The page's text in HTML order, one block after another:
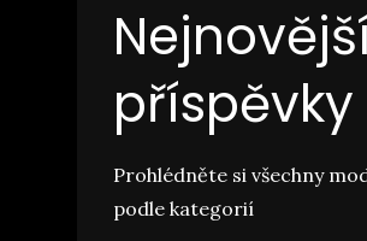
příspěvky
Prohlédněte si všechny
podle kategorií